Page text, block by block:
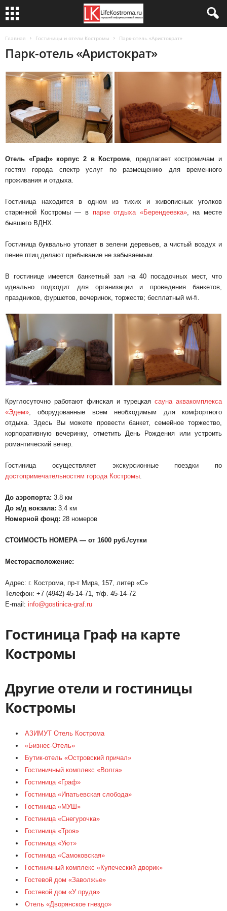
Главная Гостиницы и отели Костромы Парк-отель «Аристократ»
Парк-отель «Аристократ»
Отель «Граф» корпус 2 в Костроме, предлагает костромичам и
гостям города спектр услуг по размещению для временного
проживания и отдыха.
Гостиница находится в одном из тихих и живописных уголков
старинной Костромы — в парке отдыха «Берендеевка», на месте
бывшего ВДНХ.
Гостиница буквально утопает в зелени деревьев, а чистый воздух и
пение птиц делают пребывание не забываемым.
В гостинице имеется банкетный зал на 40 посадочных мест, что
идеально подходит для организации и проведения банкетов,
праздников, фуршетов, вечеринок, торжеств; бесплатный wi-fi.
Круглосуточно работают финская и турецкая сауна аквакомплекса
«Эдем» , оборудованные всем необходимым для комфортного
отдыха. Здесь Вы можете провести банкет, семейное торжество,
корпоративную вечеринку, отметить День Рождения или устроить
романтический вечер.
Гостиница осуществляет экскурсионные поездки по
достопримечательностям города Костромы
До аэропорта: 3.8 км
До ж/д вокзала: 3.4 км
Номерной фонд: 28 номеров
СТОИМОСТЬ НОМЕРА — от 1600 руб./сутки
Месторасположение:
Адрес: г. Кострома, пр-т Мира, 157, литер «С»
Телефон: +7 (4942) 45-14-71, т/ф. 45-14-72
E-mail: info@gostinica-graf.ru
Гостиница Граф на карте
Костромы
Другие отели и гостиницы
Костромы
АЗИМУТ Отель Кострома
«Бизнес-Отель»
Бутик-отель «Островский причал»
Гостиничный комплекс «Волга»
Гостиница «Граф»
Гостиница «Ипатьевская слобода»
Гостиница «МУШ»
Гостиница «Снегурочка»
Гостиница «Троя»
Гостиница «Уют»
Гостиница «Самоковская»
Гостиничный комплекс «Купеческий дворик»
Гостевой дом «Заволжье»
Гостевой дом «У пруда»
Отель «Дворянское гнездо»